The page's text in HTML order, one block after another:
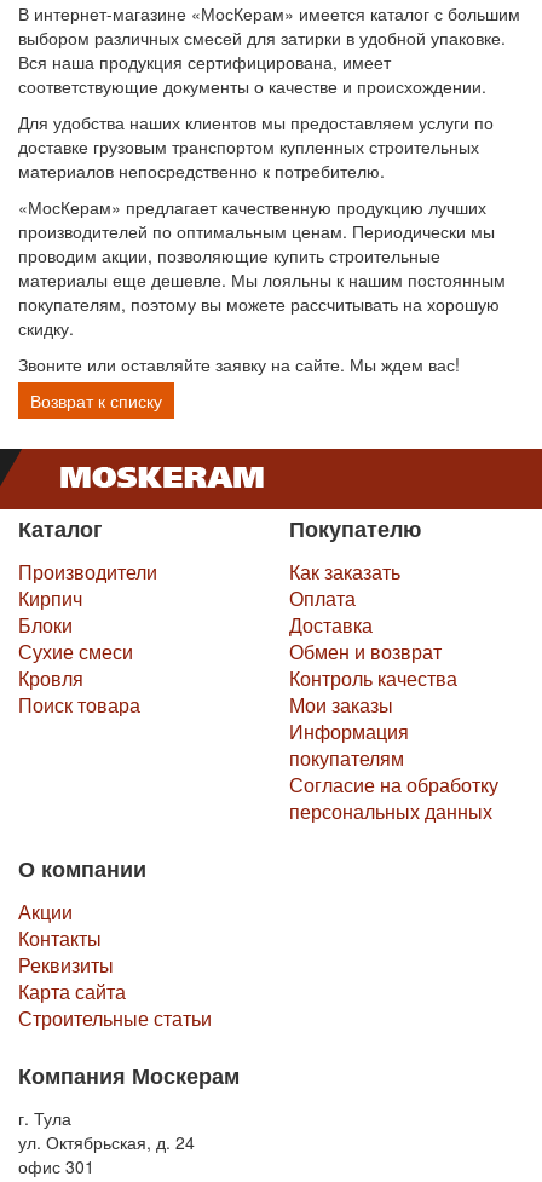
В интернет-магазине «МосКерам» имеется каталог с большим
выбором различных смесей для затирки в удобной упаковке.
Вся наша продукция сертифицирована, имеет
соответствующие документы о качестве и происхождении.
Для удобства наших клиентов мы предоставляем услуги по
доставке грузовым транспортом купленных строительных
материалов непосредственно к потребителю.
«МосКерам» предлагает качественную продукцию лучших
производителей по оптимальным ценам. Периодически мы
проводим акции, позволяющие купить строительные
материалы еще дешевле. Мы лояльны к нашим постоянным
покупателям, поэтому вы можете рассчитывать на хорошую
скидку.
Звоните или оставляйте заявку на сайте. Мы ждем вас!
Возврат к списку
Каталог
Производители
Кирпич
Блоки
Сухие смеси
Кровля
Поиск товара
Покупателю
Как заказать
Оплата
Доставка
Обмен и возврат
Контроль качества
Мои заказы
Информация
покупателям
Согласие на обработку
персональных данных
О компании
Акции
Контакты
Реквизиты
Карта сайта
Строительные статьи
Компания Москерам
г. Тула
ул. Октябрьская, д. 24
офис 301